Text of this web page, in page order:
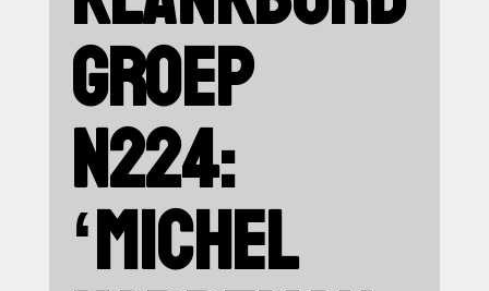
GROEP
N224:
‘MICHEL